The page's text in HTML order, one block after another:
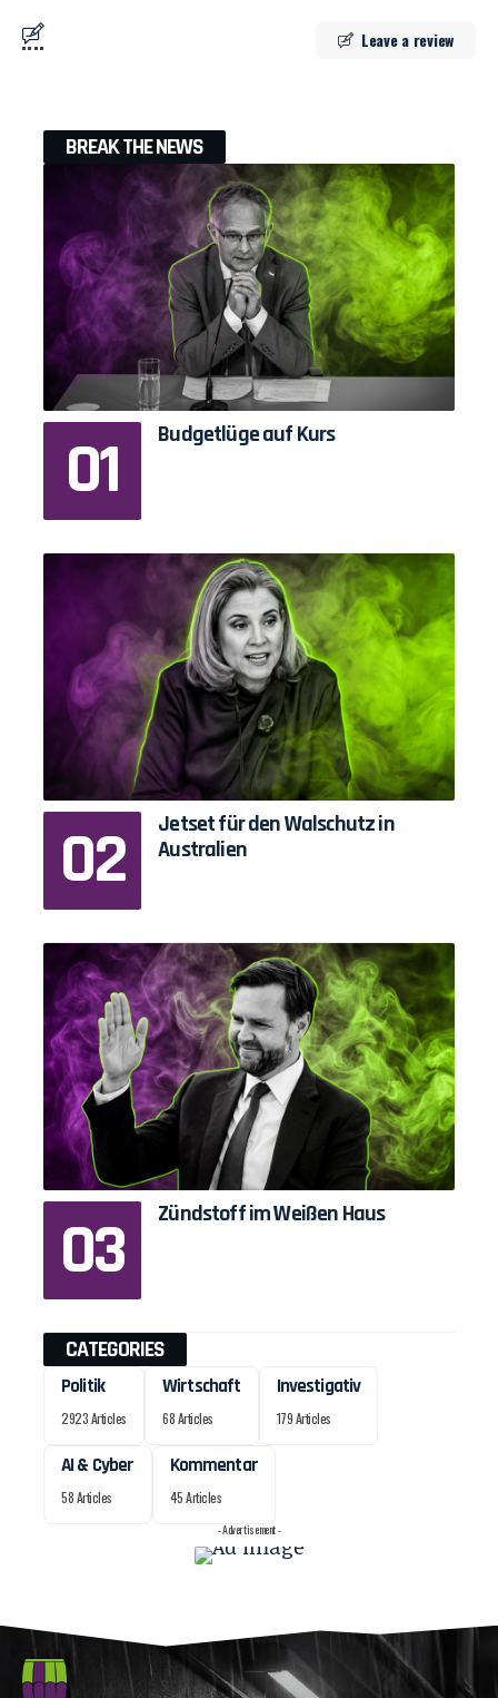
Leave a review
BREAK THE NEWS
Budgetlüge auf Kurs
Jetset für den Walschutz in
Australien
Zündstoff im Weißen Haus
CATEGORIES
Politik
2923 Articles
Wirtschaft
68 Articles
Investigativ
179 Articles
AI & Cyber
58 Articles
Kommentar
45 Articles
- Advertisement -